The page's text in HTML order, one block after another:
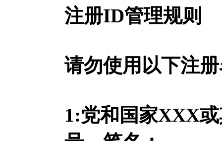
注册ID管理规则
请勿使用以下注
1:党和国家XXX